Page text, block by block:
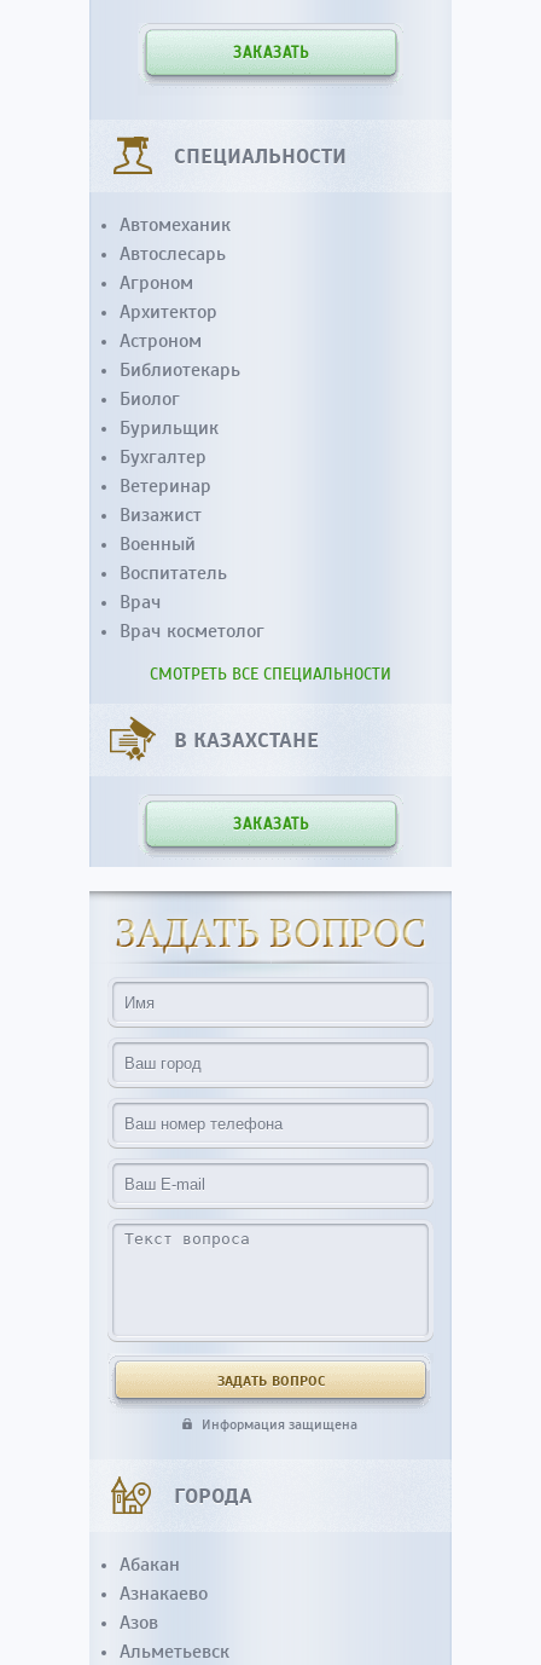
ЗАКАЗАТЬ
СПЕЦИАЛЬНОСТИ
Автомеханик
Автослесарь
Агроном
Архитектор
Астроном
Библиотекарь
Биолог
Бурильщик
Бухгалтер
Ветеринар
Визажист
Военный
Воспитатель
Врач
Врач косметолог
СМОТРЕТЬ ВСЕ СПЕЦИАЛЬНОСТИ
В КАЗАХСТАНЕ
ЗАКАЗАТЬ
Информация защищена
ГОРОДА
Абакан
Азнакаево
Азов
Альметьевск